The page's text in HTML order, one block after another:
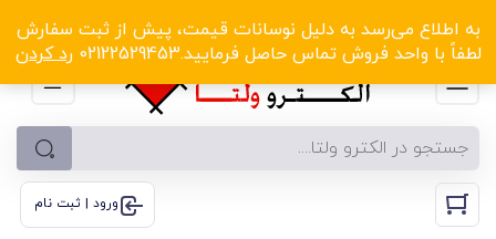
به اطلاع می‌رسد به دلیل نوسانات قیمت، پیش از ثبت سفارش
لطفاً با واحد فروش تماس حاصل فرمایید.02122529453
رد کردن
الکترو ولتا با تخفیف‌های شگفت‌انگیز! کلیک کنید
ورود | ثبت نام